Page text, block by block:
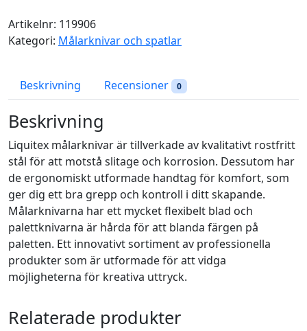
u
i
t
M
å
l
a
r
k
n
i
v
N
r
6
ä
Artikelnr: 119906
Kategori: Målarknivar och spatlar
Beskrivning Recensioner 0
Beskrivning
Liquitex målarknivar är tillverkade av kvalitativt rostfritt
stål för att motstå slitage och korrosion. Dessutom har
de ergonomiskt utformade handtag för komfort, som
ger dig ett bra grepp och kontroll i ditt skapande.
Målarknivarna har ett mycket flexibelt blad och
palettknivarna är hårda för att blanda färgen på
paletten. Ett innovativt sortiment av professionella
produkter som är utformade för att vidga
möjligheterna för kreativa uttryck.
Relaterade produkter